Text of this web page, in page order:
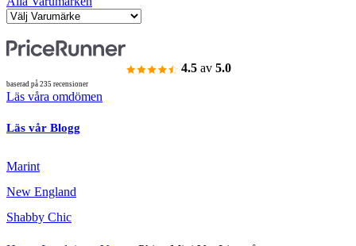
4.5 av 5.0
baserad på 235 recensioner
Läs våra omdömen
Läs vår Blogg
Marint
New England
Shabby Chic